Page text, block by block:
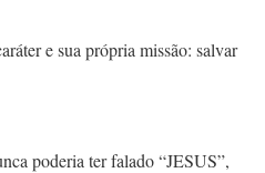
e sua própria missão: salvar
poderia ter falado “JESUS”,